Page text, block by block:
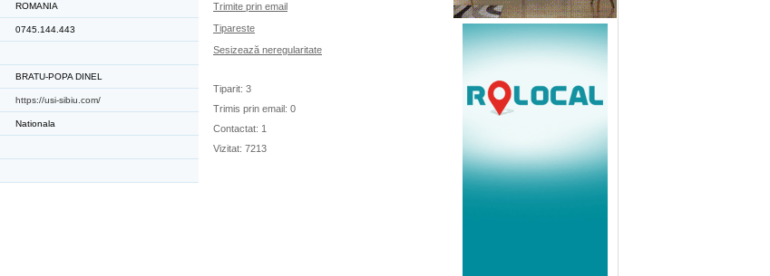
ROMANIA
0745.144.443
BRATU-POPA DINEL
https://usi-sibiu.com/
Nationala
Trimite prin email
Tipareste
Sesizează neregularitate
Tiparit: 3
Trimis prin email: 0
Contactat: 1
Vizitat: 7213